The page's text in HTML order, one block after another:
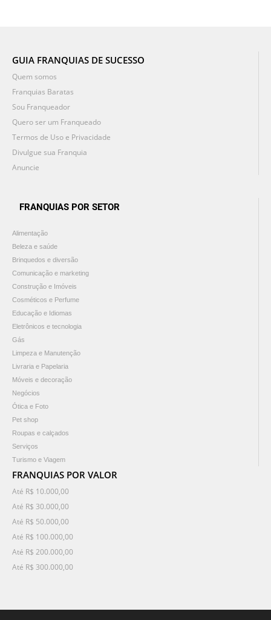
GUIA FRANQUIAS DE SUCESSO
Quem somos
Franquias Baratas
Sou Franqueador
Quero ser um Franqueado
Termos de Uso e Privacidade
Divulgue sua Franquia
Anuncie
FRANQUIAS POR SETOR
Alimentação
Beleza e saúde
Brinquedos e diversão
Comunicação e marketing
Construção e Imóveis
Cosméticos e Perfume
Educação e Idiomas
Eletrônicos e tecnologia
Gás
Limpeza e Manutenção
Livraria e Papelaria
Móveis e decoração
Negócios
Ótica e Foto
Pet shop
Roupas e calçados
Serviços
Turismo e Viagem
FRANQUIAS POR VALOR
Até R$ 10.000,00
Até R$ 30.000,00
Até R$ 50.000,00
Até R$ 100.000,00
Até R$ 200.000,00
Até R$ 300.000,00